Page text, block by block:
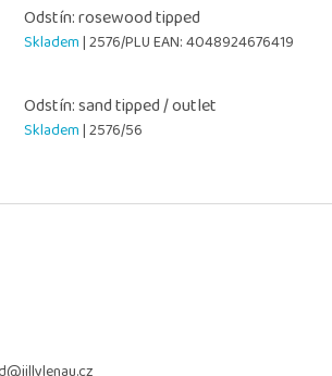
Odstín: rosewood tipped
Skladem| 2576/PLUEAN:4048924676419
Odstín: sand tipped / outlet
Skladem| 2576/56